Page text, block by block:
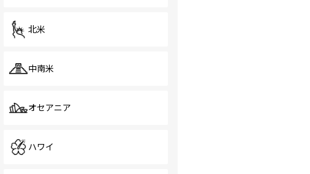
北米
中南米
オセアニア
ハワイ